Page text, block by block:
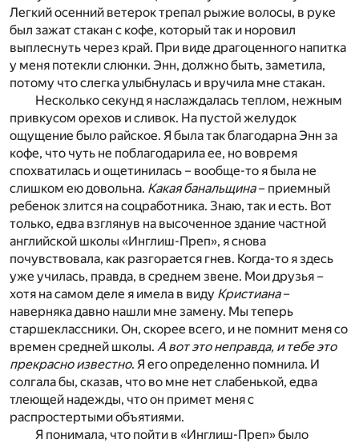
Легкий осенний ветерок трепал рыжие волосы, в руке
был зажат стакан с кофе, который так и норовил
выплеснуть через край. При виде драгоценного напитка
у меня потекли слюнки. Энн, должно быть, заметила,
потому что слегка улыбнулась и вручила мне стакан.
Несколько секунд я наслаждалась теплом, нежным
привкусом орехов и сливок. На пустой желудок
ощущение было райское. Я была так благодарна Энн за
кофе, что чуть не поблагодарила ее, но вовремя
спохватилась и ощетинилась – вообще-то я была не
слишком ею довольна. Какая банальщина– приемный
ребенок злится на соцработника. Знаю, так и есть. Вот
только, едва взглянув на высоченное здание частной
английской школы «Инглиш-Преп», я снова
почувствовала, как разгорается гнев. Когда-то я здесь
уже училась, правда, в среднем звене. Мои друзья –
хотя на самом деле я имела в виду Кристиана–
наверняка давно нашли мне замену. Мы теперь
старшеклассники. Он, скорее всего, и не помнит меня со
времен средней школы. А вот это неправда, и тебе это
прекрасно известно. Я его определенно помнила. И
солгала бы, сказав, что во мне нет слабенькой, едва
тлеющей надежды, что он примет меня с
распростертыми объятиями.
Я понимала, что пойти в «Инглиш-Преп» было